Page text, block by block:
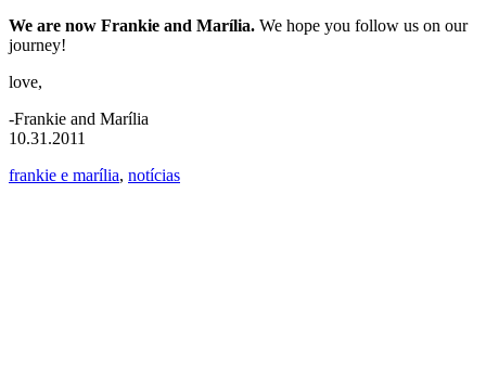
We are now Frankie and Marília. We hope you follow us on our
journey!
love,
-Frankie and Marília
10.31.2011
frankie e marília, notícias